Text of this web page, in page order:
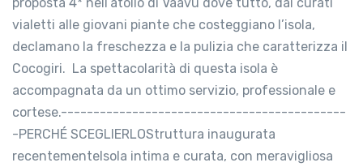
vialetti alle giovani piante che costeggiano l’isola,
declamano la freschezza e la pulizia che caratterizza il
Cocogiri. La spettacolarità di questa isola è
accompagnata da un ottimo servizio, professionale e
cortese.--------------------------------------------
-PERCHÉ SCEGLIERLOStruttura inaugurata
recentementeIsola intima e curata, con meravigliosa